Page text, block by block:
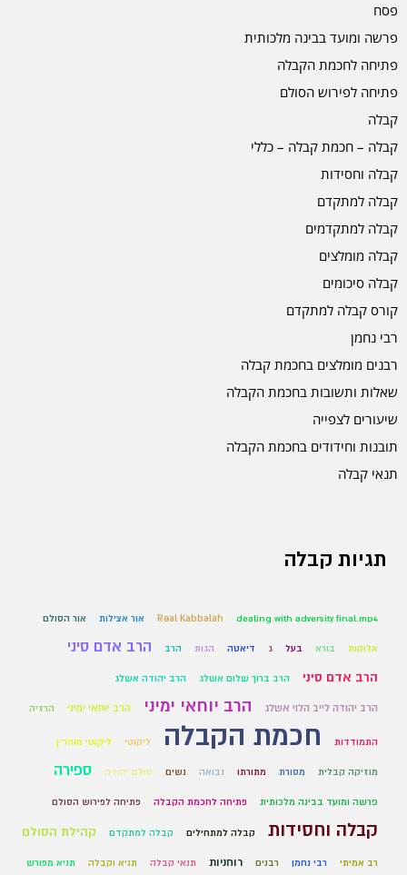
פסח
פרשה ומועד בבינה מלכותית
פתיחה לחכמת הקבלה
פתיחה לפירוש הסולם
קבלה
קבלה – חכמת קבלה – כללי
קבלה וחסידות
קבלה למתקדם
קבלה למתקדמים
קבלה מומלצים
קבלה סיכומים
קורס קבלה למתקדם
רבי נחמן
רבנים מומלצים בחכמת קבלה
שאלות ותשובות בחכמת הקבלה
שיעורים לצפייה
תובנות וחידודים בחכמת הקבלה
תנאי קבלה
תגיות קבלה
dealing with adversity final.mp4
Real Kabbalah אור אצילות אור הסולם
אלוקות בורא בעל ג דיאטה הגות הרב הרב אדם סיני
הרב אדם סיני הרב ברוך שלום אשלג הרב יהודה אשלג
הרב יהודה לייב הלוי אשלג הרב יוחאי ימיני הרב יוחאי ימיני הרזיה
התמודדות חכמת הקבלה ליקוטי ליקוטי מוהר״ן
מוזיקה קבלית מסורת מתורתו נבואה נשים סולם יהודה ספירה
פרשה ומועד בבינה מלכותית פתיחה לחכמת הקבלה פתיחה לפירוש הסולם
קבלה וחסידות קבלה למתחילים קבלה למתקדם קהילת הסולם
רב אמיתי רבי נחמן רבנים רוחניות תנאי קבלה תניא וקבלה תניא מפורש